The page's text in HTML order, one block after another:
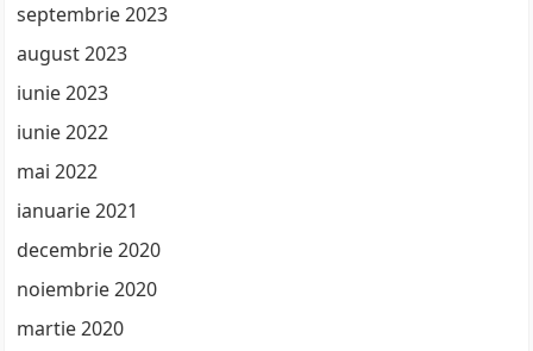
septembrie 2023
august 2023
iunie 2023
iunie 2022
mai 2022
ianuarie 2021
decembrie 2020
noiembrie 2020
martie 2020